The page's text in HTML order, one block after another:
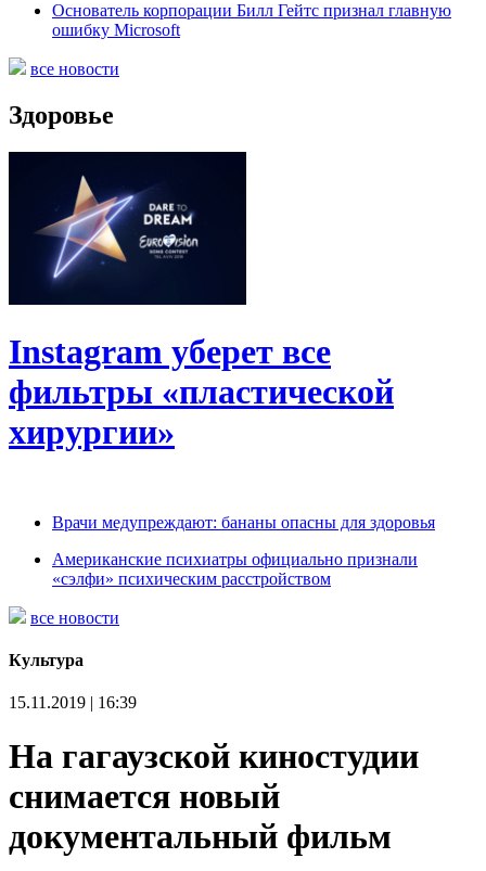
Основатель корпорации Билл Гейтс признал главную
ошибку Microsoft
все новости
Здоровье
Instagram уберет все
фильтры «пластической
хирургии»
Врачи медупреждают: бананы опасны для здоровья
Американские психиатры официально признали
«сэлфи» психическим расстройством
все новости
Культура
15.11.2019 | 16:39
На гагаузской киностудии
снимается новый
документальный фильм